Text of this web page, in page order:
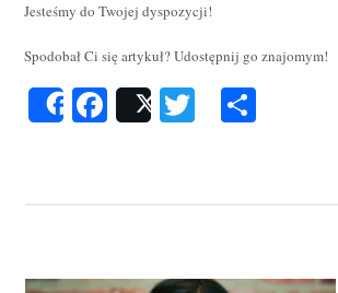
Jesteśmy do Twojej dyspozycji!
Spodobał Ci się artykuł? Udostępnij go znajomym!
ShareFacebook
Post Twitter